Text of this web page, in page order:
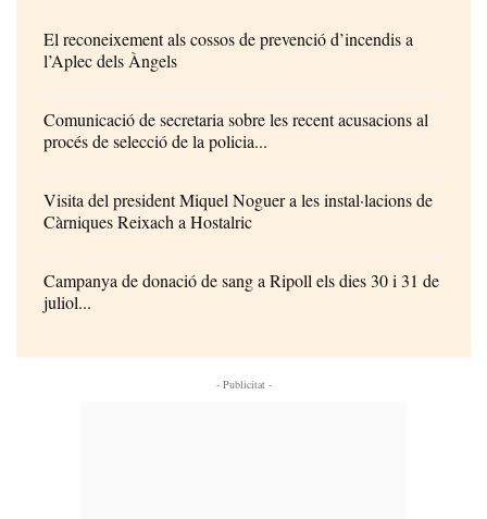
El reconeixement als cossos de prevenció d’incendis a
l’Aplec dels Àngels
Comunicació de secretaria sobre les recent acusacions al
procés de selecció de la policia...
Visita del president Miquel Noguer a les instal·lacions de
Càrniques Reixach a Hostalric
Campanya de donació de sang a Ripoll els dies 30 i 31 de
juliol...
- Publicitat -